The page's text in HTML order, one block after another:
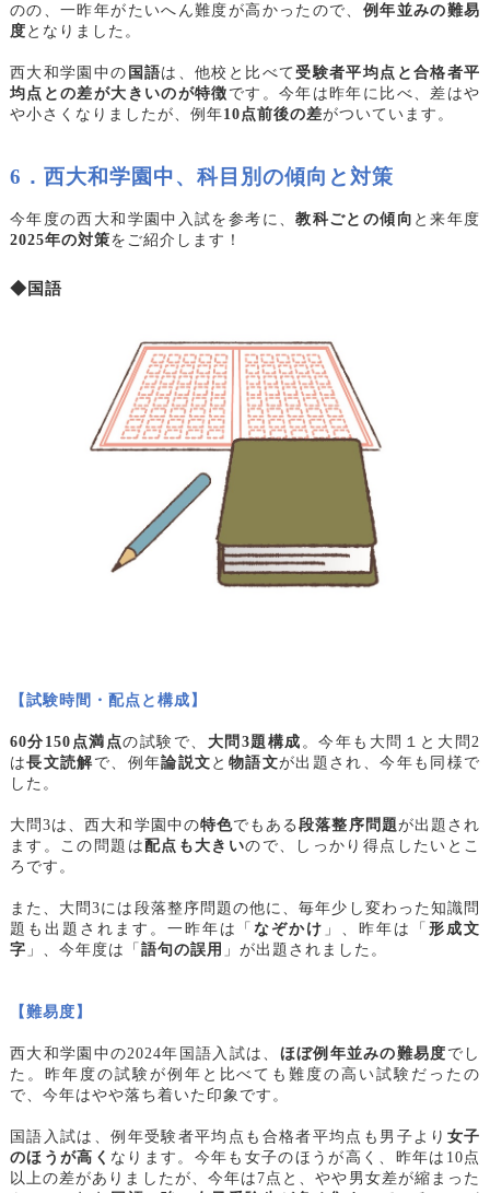
のの、一昨年がたいへん難度が高かったので、 例年並みの難易
度 となりました。
西大和学園中の 国語は、他校と比べて受験者平均点と合格者平
均点との差が大きいのが特徴 です。今年は昨年に比べ、差はや
や小さくなりましたが、例年10点前後の差がついています。
6 ．西大和学園中、科目別の傾向と対策
今年度の西大和学園中入試を参考に、教科ごとの傾向 と来年度
2025年の対策をご紹介します！
◆国語
【試験時間・配点と構成】
60分150点満点の試験で、 大問3題構成 。今年も大問１と大問2
は長文読解で、例年論説文 と 物語文が出題され、今年も同様で
した。
大問3は、西大和学園中の特色でもある段落整序問題が出題され
ます。この問題は 配点も大きいので、しっかり得点したいとこ
ろです。
また、大問3には段落整序問題の他に、毎年少し変わった知識問
題も出題されます。一昨年は「なぞかけ 」、昨年は「形成文
字 」、今年度は「 語句の誤用 」が出題されました。
【難易度】
西大和学園中の2024年国語入試は、 ほぼ例年並みの難易度 でし
た。昨年度の試験が例年と比べても難度の高い試験だったの
で、今年はやや落ち着いた印象です。
国語入試は、例年受験者平均点も合格者平均点も男子より 女子
のほうが高く なります。今年も女子のほうが高く、昨年は10点
以上の差がありましたが、今年は7点と、やや男女差が縮まった